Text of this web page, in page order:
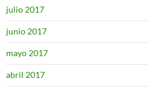
julio 2017
junio 2017
mayo 2017
abril 2017